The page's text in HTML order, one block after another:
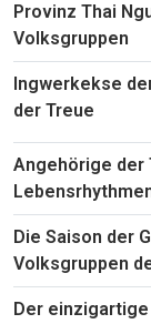
Provinz Thai
Volksgruppen
Ingwerkekse
der Treue
Angehörige der
Die Saison der
Volksgruppen
Der